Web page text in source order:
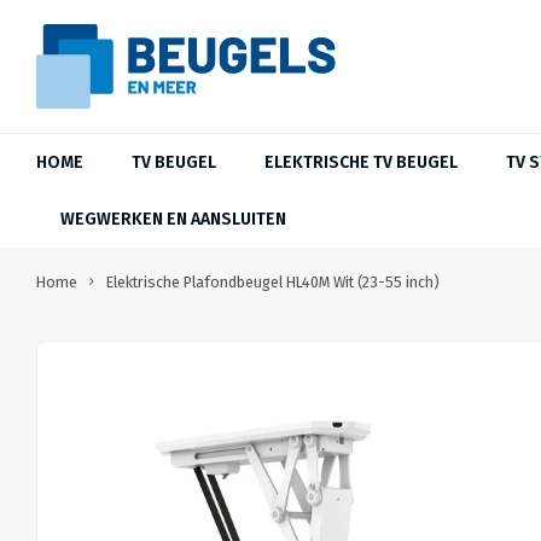
HOME TV BEUGEL ELEKTRISCHE TV BEUGEL TV
WEGWERKEN EN AANSLUITEN
Home Elektrische Plafondbeugel HL40M Wit (23-55 inch)